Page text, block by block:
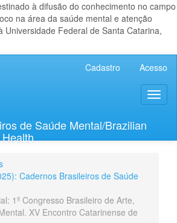
à difusão do conhecimento no campo
na área da saúde mental e atenção
Universidade Federal de Santa Catarina,
Cadastro Acesso
de Saúde Mental/Brazilian
Cadernos Brasileiros de Saúde
1º Congresso Brasileiro de Arte,
XV Encontro Catarinense de